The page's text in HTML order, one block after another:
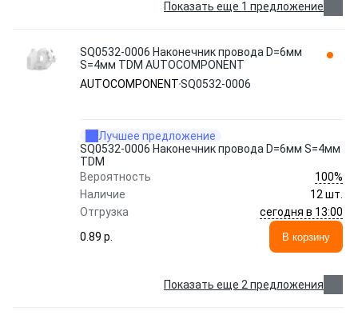
Показать еще 1 предложение
SQ0532-0006 Наконечник провода D=6мм
S=4мм TDM AUTOCOMPONENT
AUTOCOMPONENTSQ0532-0006
Лучшее предложение
SQ0532-0006 Наконечник провода D=6мм S=4мм
TDM
Вероятность
100%
Наличие
12 шт.
Отгрузка
сегодня в 13:00
0.89 p.
В корзину
Показать еще 2 предложения